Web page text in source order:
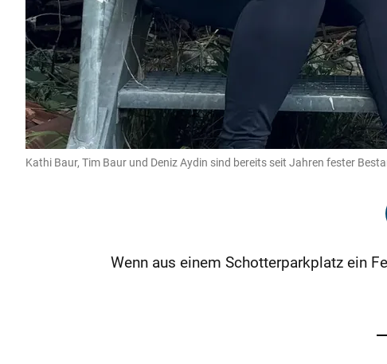
Kathi Baur, Tim Baur und Deniz Aydin sind bereits seit Jahren fester
Wenn aus einem Schotterparkplatz ein